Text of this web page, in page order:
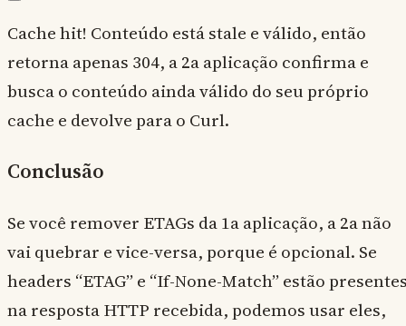
Cache hit! Conteúdo está stale e válido, então
retorna apenas 304, a 2a aplicação confirma e
busca o conteúdo ainda válido do seu próprio
cache e devolve para o Curl.
Conclusão
Se você remover ETAGs da 1a aplicação, a 2a não
vai quebrar e vice-versa, porque é opcional. Se
headers “ETAG” e “If-None-Match” estão
na resposta HTTP recebida, podemos usar eles,